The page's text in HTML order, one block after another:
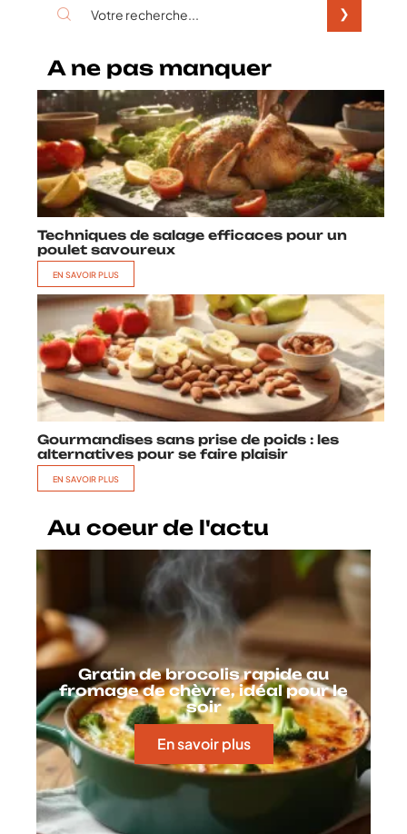
A ne pas manquer
Techniques de salage efficaces pour un
poulet savoureux
EN SAVOIR PLUS
Gourmandises sans prise de poids : les
alternatives pour se faire plaisir
EN SAVOIR PLUS
Au coeur de l'actu
Gratin de brocolis rapide au
fromage de chèvre, idéal pour le
soir
En savoir plus